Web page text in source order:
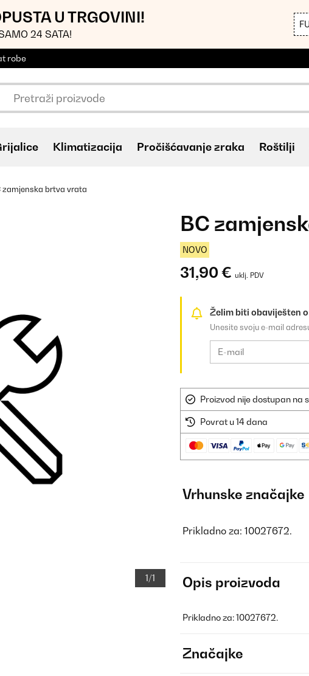
U TRGOVINI!
24 SATA!
robe
Klimatizacija Pročišćavanje zraka Roštilji
zamjenska brtva vrata
1/1
BC
NOVO
31,90 € uklj. PDV
Želim biti obaviješten
Unesite svoju e-mail
Proizvod nije dostupan na
Povrat u 14 dana
Vrhunske značajke
Prikladno za: 10027672.
Opis proizvoda
Prikladno za: 10027672.
Značajke